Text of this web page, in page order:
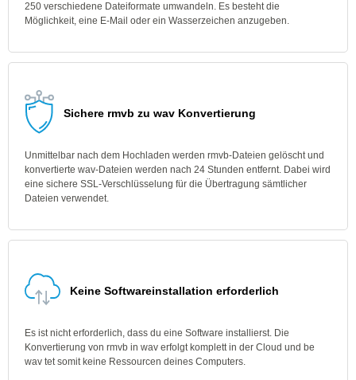
250 verschiedene Dateiformate umwandeln. Es besteht die
Möglichkeit, eine E-Mail oder ein Wasserzeichen anzugeben.
Sichere rmvb zu wav Konvertierung
Unmittelbar nach dem Hochladen werden rmvb-Dateien gelöscht und
konvertierte wav-Dateien werden nach 24 Stunden entfernt. Dabei wird
eine sichere SSL-Verschlüsselung für die Übertragung sämtlicher
Dateien verwendet.
Keine Softwareinstallation erforderlich
Es ist nicht erforderlich, dass du eine Software installierst. Die
Konvertierung von rmvb in wav erfolgt komplett in der Cloud und be
wav tet somit keine Ressourcen deines Computers.